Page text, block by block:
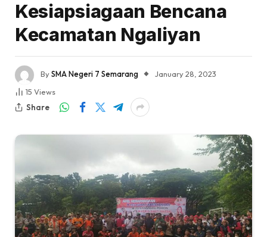
Kesiapsiagaan Bencana
Kecamatan Ngaliyan
BySMA Negeri 7 Semarang
January 28, 2023
15 Views
Share